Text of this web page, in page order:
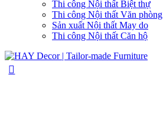
Thi công Nội thất Biệt thự
Thi công Nội thất Văn phòng
Sản xuất Nội thất May do
Thi công Nội thất Căn hộ